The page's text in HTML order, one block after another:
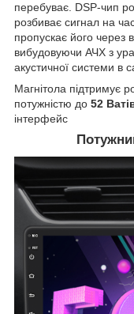
перебуває. DSP-чип
розбиває сигнал на
пропускає його через
вибудовуючи АЧХ з
акустичної системи в
Магнітола підтримує
потужністю до 52
інтерфейс